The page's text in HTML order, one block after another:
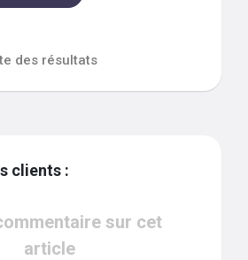
des résultats
clients :
sur cet
article